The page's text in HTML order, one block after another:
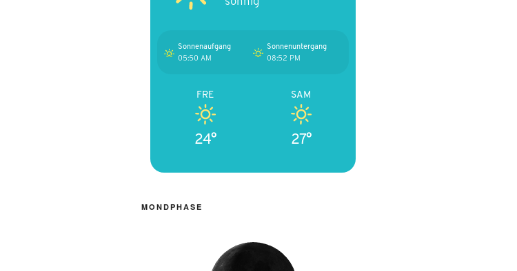
Sonnenaufgang
05:50 AM
Sonnenuntergang
08:52 PM
FRE
24°
SAM
27°
MONDPHASE